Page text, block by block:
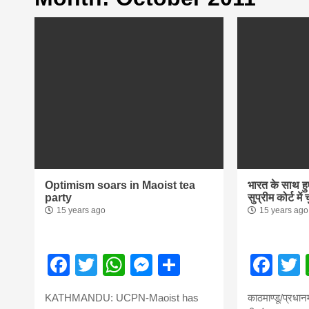
first hindi
news in
from
Optimism soars in Maoist tea
party
15 years ago
Facebook
TwitterWhatsApp
Messenger
KATHMANDU: UCPN-Maoist has
भारत के साथ
सुप्रीम कोर्ट में
15 years ago
काठमाण्डू/